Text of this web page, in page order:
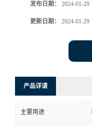
发布日期： 2024-01-29
更新日期： 2024-01-29
产品详请
主要用途